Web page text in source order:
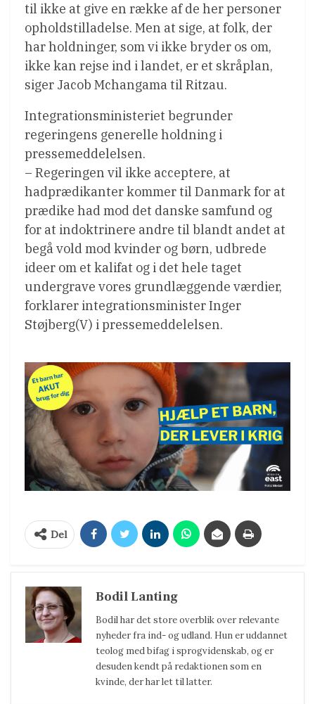
til ikke at give en række af de her personer
opholdstilladelse. Men at sige, at folk, der
har holdninger, som vi ikke bryder os om,
ikke kan rejse ind i landet, er et skråplan,
siger Jacob Mchangama til Ritzau.
Integrationsministeriet begrunder
regeringens generelle holdning i
pressemeddelelsen.
– Regeringen vil ikke acceptere, at
hadprædikanter kommer til Danmark for at
prædike had mod det danske samfund og
for at indoktrinere andre til blandt andet at
begå vold mod kvinder og børn, udbrede
ideer om et kalifat og i det hele taget
undergrave vores grundlæggende værdier,
forklarer integrationsminister Inger
Støjberg(V) i pressemeddelelsen.
Del
Bodil Lanting
Bodil har det store overblik over relevante
nyheder fra ind- og udland. Hun er uddannet
teolog med bifag i sprogvidenskab, og er
desuden kendt på redaktionen som en
kvinde, der har let til latter.